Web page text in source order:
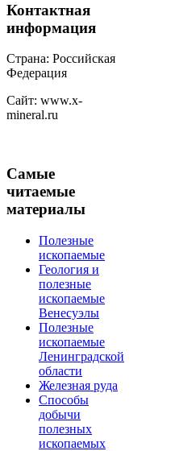
Контактная
информация
Страна: Российская
Федерация
Сайт: www.x-
mineral.ru
Самые
читаемые
материалы
Полезные
ископаемые
Геология и
полезные
ископаемые
Венесуэлы
Полезные
ископаемые
Ленинградской
области
Железная руда
Способы
добычи
полезных
ископаемых